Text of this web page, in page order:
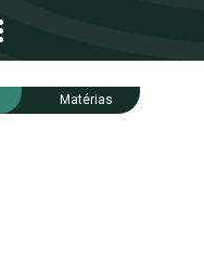
Matérias